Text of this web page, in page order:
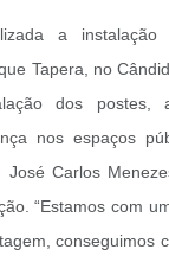
a
Tapera, no
dos postes,
nos espaços
José Carlos
“Estamos com
conseguimos